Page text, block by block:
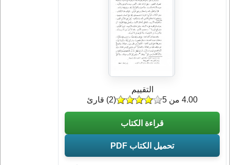
التقييم
(
2) قارئ 4.00 من 5
قراءة الكتاب
تحميل الكتاب PDF